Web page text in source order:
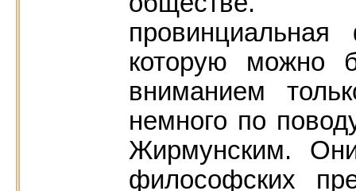
которую можно
вниманием
немного по
Жирмунским.
философских